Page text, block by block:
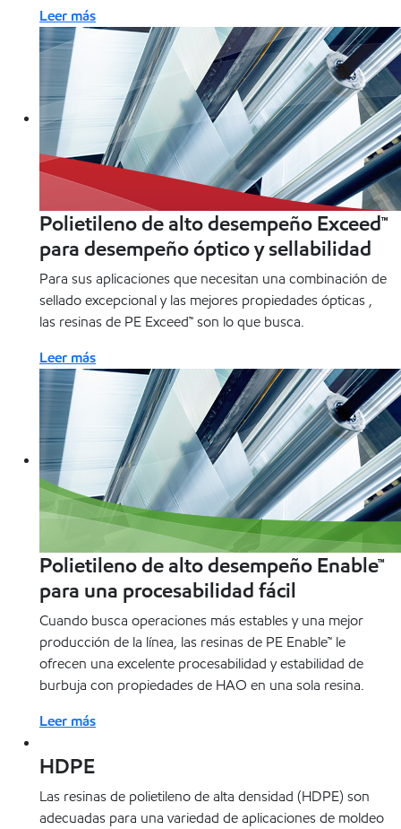
Leer más
Polietileno de alto desempeño Exceed™
para desempeño óptico y sellabilidad
Para sus aplicaciones que necesitan una combinación de
sellado excepcional y las mejores propiedades ópticas ,
las resinas de PE Exceed™ son lo que busca.
Leer más
Polietileno de alto desempeño Enable™
para una procesabilidad fácil
Cuando busca operaciones más estables y una mejor
producción de la línea, las resinas de PE Enable™ le
ofrecen una excelente procesabilidad y estabilidad de
burbuja con propiedades de HAO en una sola resina.
Leer más
HDPE
Las resinas de polietileno de alta densidad (HDPE) son
adecuadas para una variedad de aplicaciones de moldeo